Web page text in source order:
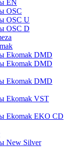
EN
OSC
OSC U
OSC D
Ekomak DMD
Ekomak DMD
Ekomak DMD
Ekomak VST
Ekomak EKO CD
New Silver